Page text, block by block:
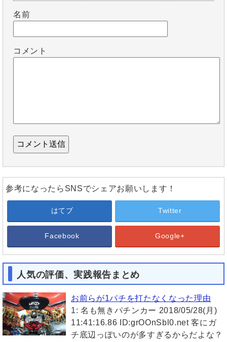
名前
コメント
参考になったらSNSでシェアお願いします！
はてブ Twitter
Facebook Google+
人気の評価、実践報告まとめ
お前らが1パチを打たなくなった理由
1: 名も無きパチンカー 2018/05/28(月)
11:41:16.86 ID:grOOnSbl0.net 客にガ
チ底辺っぽいのが多すぎるからだよな？